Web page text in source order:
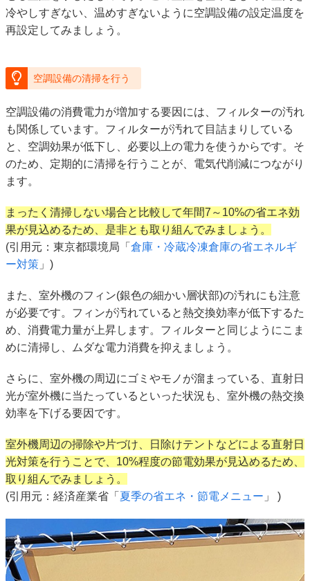
冷やしすぎない、温めすぎないように空調設備の設定温度を
再設定してみましょう。
空調設備の清掃を行う
空調設備の消費電力が増加する要因には、フィルターの汚れ
も関係しています。フィルターが汚れて目詰まりしている
と、空調効果が低下し、必要以上の電力を使うからです。そ
のため、定期的に清掃を行うことが、電気代削減につながり
ます。
まったく清掃しない場合と比較して年間7～10%の省エネ効
果が見込めるため、是非とも取り組んでみましょう。
(引用元：東京都環境局「 倉庫・冷蔵冷凍倉庫の省エネルギ
ー対策 」)
また、室外機のフィン(銀色の細かい層状部)の汚れにも注意
が必要です。フィンが汚れていると熱交換効率が低下するた
め、消費電力量が上昇します。フィルターと同じようにこま
めに清掃し、ムダな電力消費を抑えましょう。
さらに、室外機の周辺にゴミやモノが溜まっている、直射日
光が室外機に当たっているといった状況も、室外機の熱交換
効率を下げる要因です。
室外機周辺の掃除や片づけ、日除けテントなどによる直射日
光対策を行うことで、10%程度の節電効果が見込めるため、
取り組んでみましょう。
(引用元：経済産業省「 夏季の省エネ・節電メニュー 」 )